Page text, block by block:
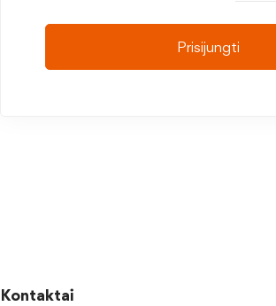
Prisijungti
Kontaktai